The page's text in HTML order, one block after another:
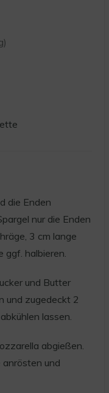
die Enden
nur die Enden
3 cm lange
ggf. halbieren.
und Butter
und zugedeckt 2
lassen.
abgießen.
anrösten und